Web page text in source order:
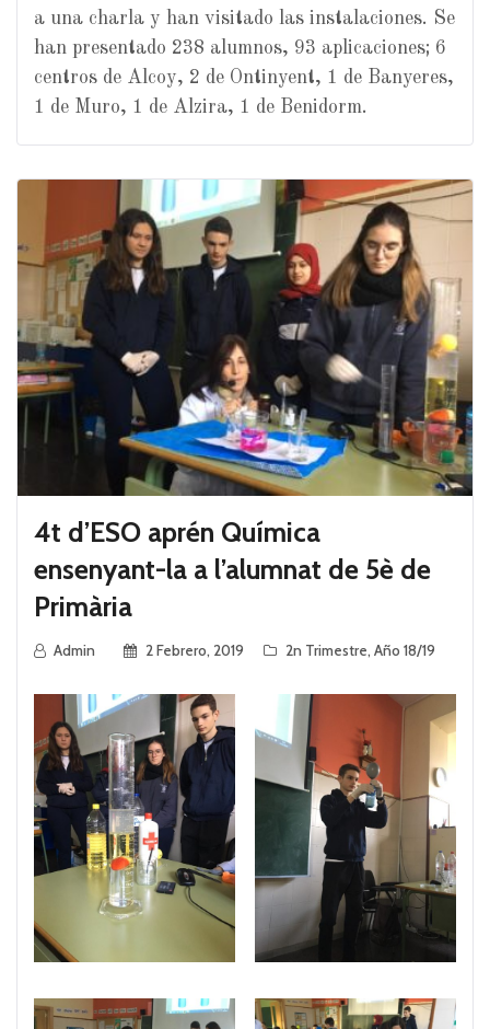
a una charla y han visitado las instalaciones. Se
han presentado 238 alumnos, 93 aplicaciones; 6
centros de Alcoy, 2 de Ontinyent, 1 de Banyeres,
1 de Muro, 1 de Alzira, 1 de Benidorm.
4t d’ESO aprén Química
ensenyant-la a l’alumnat de 5è de
Primària
Admin 2 Febrero, 2019 2n Trimestre, Año 18/19